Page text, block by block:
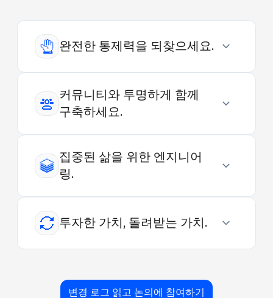
완전한 통제력을 되찾으세요.
커뮤니티와 투명하게 함께
구축하세요.
집중된 삶을 위한 엔지니어
링.
투자한 가치, 돌려받는 가치.
변경 로그 읽고 논의에 참여하기